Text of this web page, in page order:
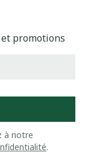
promotions
à notre
.